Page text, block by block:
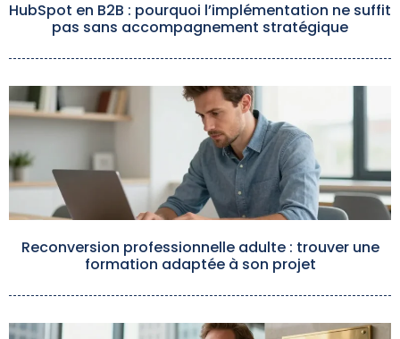
HubSpot en B2B : pourquoi l’implémentation ne suffit
pas sans accompagnement stratégique
Reconversion professionnelle adulte : trouver une
formation adaptée à son projet